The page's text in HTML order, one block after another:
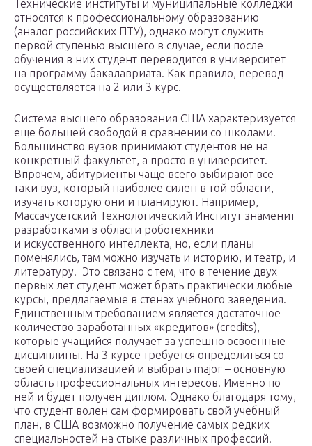
Технические институты и муниципальные колледжи
относятся к профессиональному образованию
(аналог российских ПТУ), однако могут служить
первой ступенью высшего в случае, если после
обучения в них студент переводится в университет
на программу бакалавриата. Как правило, перевод
осуществляется на 2 или 3 курс.
Система высшего образования США характеризуется
еще большей свободой в сравнении со школами.
Большинство вузов принимают студентов не на
конкретный факультет, а просто в университет.
Впрочем, абитуриенты чаще всего выбирают все-
таки вуз, который наиболее силен в той области,
изучать которую они и планируют. Например,
Массачусетский Технологический Институт знаменит
разработками в области роботехники
и искусственного интеллекта, но, если планы
поменялись, там можно изучать и историю, и театр, и
литературу. Это связано с тем, что в течение двух
первых лет студент может брать практически любые
курсы, предлагаемые в стенах учебного заведения.
Единственным требованием является достаточное
количество заработанных «кредитов» (credits),
которые учащийся получает за успешно освоенные
дисциплины. На 3 курсе требуется определиться со
своей специализацией и выбрать major – основную
область профессиональных интересов. Именно по
ней и будет получен диплом. Однако благодаря тому,
что студент волен сам формировать свой учебный
план, в США возможно получение самых редких
специальностей на стыке различных профессий.